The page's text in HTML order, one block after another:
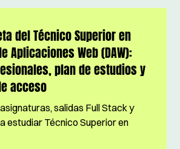
del Técnico Superior en
Aplicaciones Web (DAW):
plan de estudios y
acceso
salidas Full Stack y
estudiar Técnico Superior en